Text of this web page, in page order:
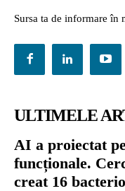
Sursa ta de informare în
ULTIMELE
AI a proiectat
funcționale.
creat 16